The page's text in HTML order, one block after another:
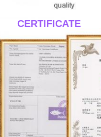
____CERTIFICATE__